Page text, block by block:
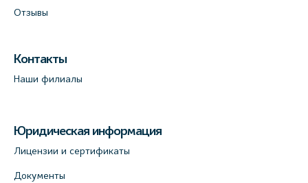
Отзывы
Контакты
Наши филиалы
Юридическая информация
Лицензии и сертификаты
Документы